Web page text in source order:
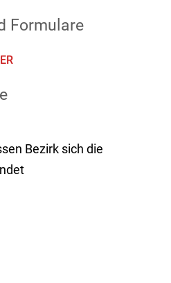
Formulare
Bezirk sich die